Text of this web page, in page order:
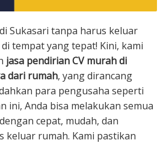
Sukasari tanpa harus keluar
tempat yang tepat! Kini, kami
jasa pendirian CV murah di
dari rumah, yang dirancang
para pengusaha seperti
ini, Anda bisa melakukan semua
cepat, mudah, dan
keluar rumah. Kami pastikan